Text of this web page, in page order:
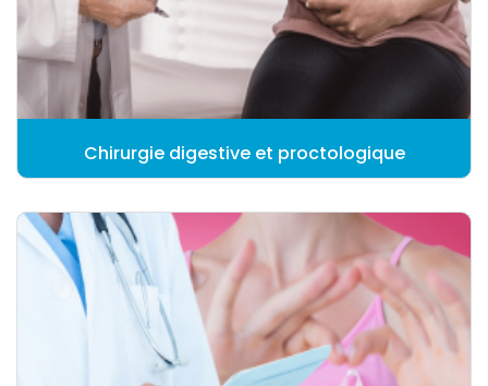
Chirurgie digestive et proctologique